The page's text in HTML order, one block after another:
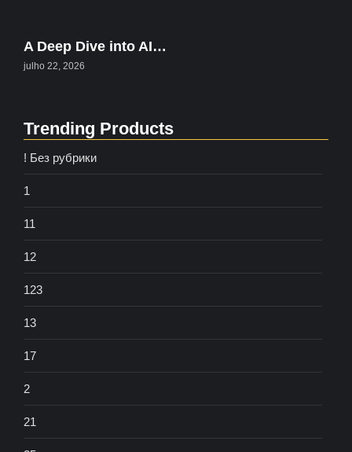
A Deep Dive into AI…
julho 22, 2026
Trending Products
! Без рубрики
1
11
12
123
13
17
2
21